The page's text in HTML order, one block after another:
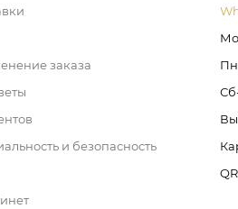
заказа
и безопасность